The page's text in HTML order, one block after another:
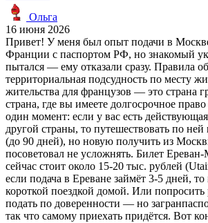
Ольга
16 июня 2026
Привет! У меня был опыт подачи в
Франции с паспортом РФ, но знакомый
пытался — ему отказали сразу. Правила
территориальная подсудность по месту
жительства для французов — это страна
страна, где вы имеете долгосрочное
один момент: если у вас есть
другой страны, то путешествовать по
(до 90 дней), но новую получить из
посоветовал не усложнять. Билет
сейчас стоит около 15-20 тыс. рублей
если подача в Ереване займёт 3-5 дней,
короткой поездкой домой. Или попросить
подать по доверенности — но
так что самому приехать придётся. Вот